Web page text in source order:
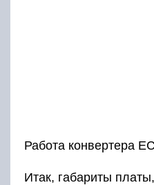
Работа конвертера
Итак, габариты